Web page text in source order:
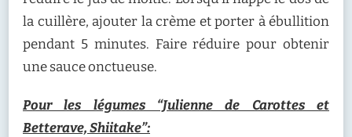
la cuillère, ajouter la crème et porter à ébullition
pendant 5 minutes. Faire réduire pour obtenir
une sauce onctueuse.
Pour les légumes “Julienne de Carottes et
Betterave, Shiitake”: